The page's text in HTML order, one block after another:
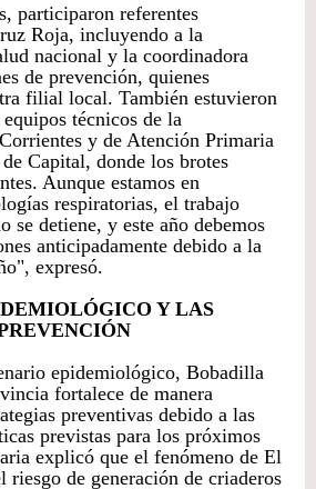
participaron referentes
Roja, incluyendo a la
nacional y la coordinadora
de prevención, quienes
filial local. También estuvieron
técnicos de la
y de Atención Primaria
Capital, donde los brotes
Aunque estamos en
respiratorias, el trabajo
se detiene, y este año debemos
anticipadamente debido a la
expresó.
Y LAS
epidemiológico, Bobadilla
fortalece de manera
preventivas debido a las
previstas para los próximos
explicó que el fenómeno de El
riesgo de generación de criaderos